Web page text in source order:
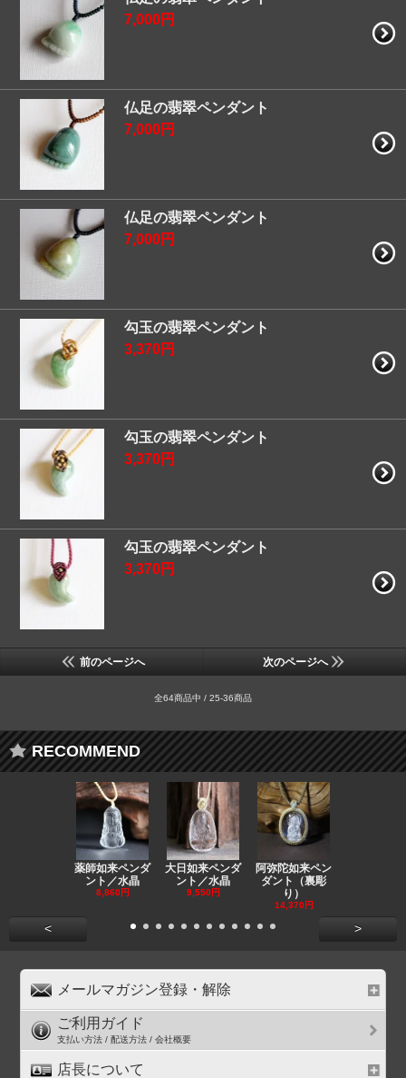
7,000円
仏足の翡翠ペンダント
7,000円
仏足の翡翠ペンダント
7,000円
勾玉の翡翠ペンダント
3,370円
勾玉の翡翠ペンダント
3,370円
勾玉の翡翠ペンダント
3,370円
前のページへ 次のページへ
全64商品中 / 25-36商品
RECOMMEND
薬師如来ペンダ
ント／水晶
8,860円
大日如来ペンダ
ント／水晶
9,550円
阿弥陀如来ペン
ダント（裏彫
り）
14,370円
< >
メールマガジン登録・解除
ご利用ガイド
支払い方法 / 配送方法 / 会社概要
店長について